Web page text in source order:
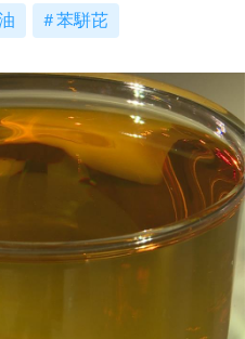
苯駢芘